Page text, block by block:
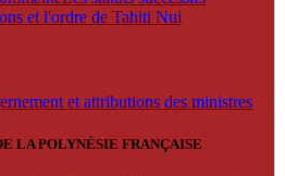
et l'ordre de Tahiti Nui
et attributions des ministres
LA POLYNÉSIE FRANÇAISE